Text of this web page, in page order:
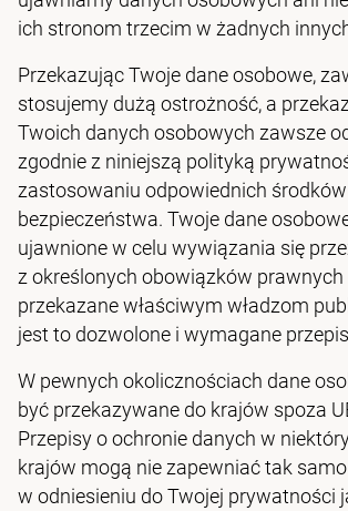
ich stronom trzecim w żadnych
Przekazując Twoje dane osobowe,
stosujemy dużą ostrożność, a
Twoich danych osobowych zawsze
zgodnie z niniejszą polityką
zastosowaniu odpowiednich środków
bezpieczeństwa. Twoje dane
ujawnione w celu wywiązania się
z określonych obowiązków
przekazane właściwym władzom
jest to dozwolone i wymagane
W pewnych okolicznościach dane
być przekazywane do krajów spoza
Przepisy o ochronie danych w
krajów mogą nie zapewniać tak
w odniesieniu do Twojej prywatności